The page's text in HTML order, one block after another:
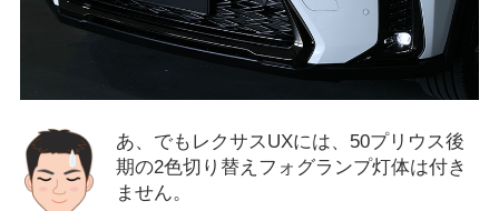
あ、でもレクサスUXには、50プリウス後
期の2色切り替えフォグランプ灯体は付き
ません。